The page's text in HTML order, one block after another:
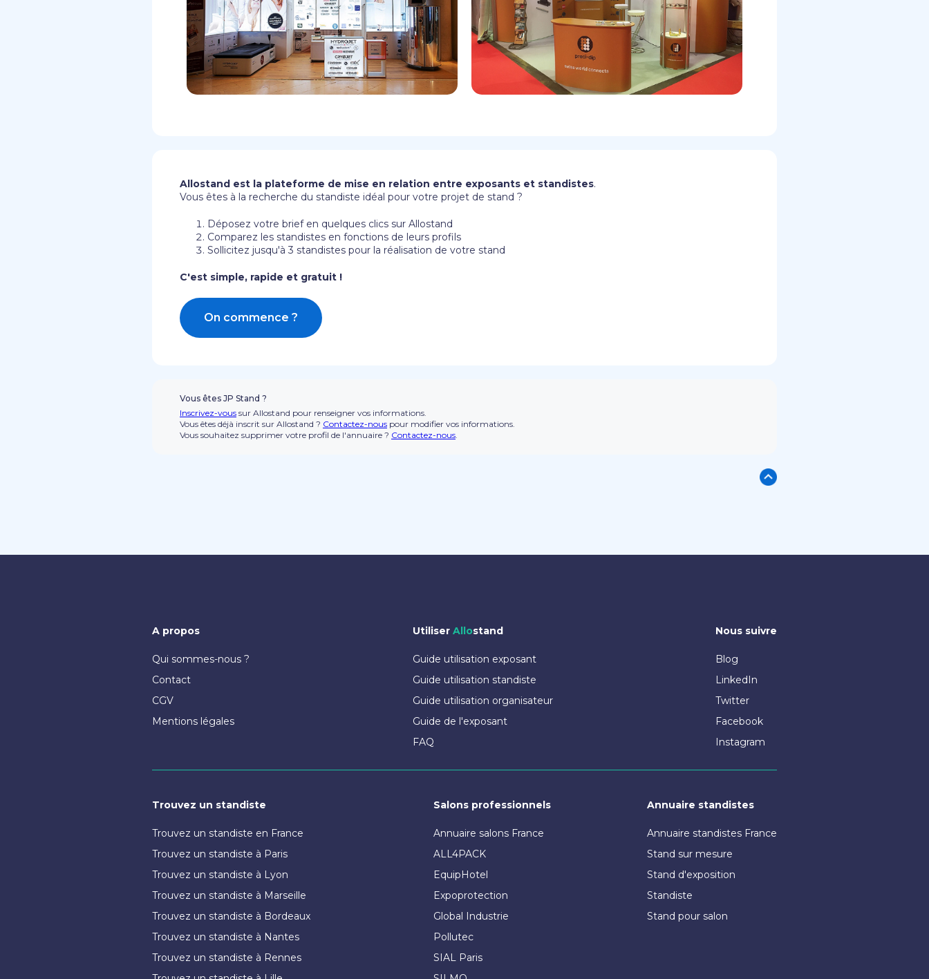
Allostand est la plateforme de mise en relation entre exposants et standistes.
Vous êtes à la recherche du standiste idéal pour votre projet de stand ?
Déposez votre brief en quelques clics sur Allostand
Comparez les standistes en fonctions de leurs profils
Sollicitez jusqu'à 3 standistes pour la réalisation de votre stand
C'est simple, rapide et gratuit !
On commence ?
Vous êtes JP Stand ?
Inscrivez-vous sur Allostand pour renseigner vos informations.
Vous êtes déjà inscrit sur Allostand ? Contactez-nous pour modifier vos informations.
Vous souhaitez supprimer votre profil de l'annuaire ? Contactez-nous.
A propos
Qui sommes-nous ?
Contact
CGV
Mentions légales
Utiliser Allostand
Guide utilisation exposant
Guide utilisation standiste
Guide utilisation organisateur
Guide de l'exposant
FAQ
Nous suivre
Blog
LinkedIn
Twitter
Facebook
Instagram
Trouvez un standiste
Trouvez un standiste en France
Trouvez un standiste à Paris
Trouvez un standiste à Lyon
Trouvez un standiste à Marseille
Trouvez un standiste à Bordeaux
Trouvez un standiste à Nantes
Trouvez un standiste à Rennes
Salons professionnels
Annuaire salons France
ALL4PACK
EquipHotel
Expoprotection
Global Industrie
Pollutec
SIAL Paris
Annuaire standistes
Annuaire standistes France
Stand sur mesure
Stand d'exposition
Standiste
Stand pour salon